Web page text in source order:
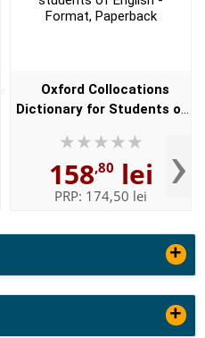
+
+
Oxford Collocations
Dictionary for Students of
students of English -
Format, Paperback
158,80 lei
PRP: 174,50 lei ›